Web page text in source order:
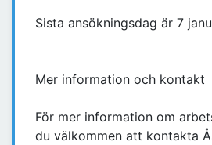
Sista ansökningsdag är 7
Mer information och kontakt
För mer information om
du välkommen att kontakta